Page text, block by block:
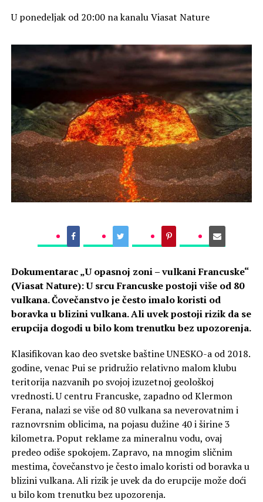
U ponedeljak od 20:00 na kanalu Viasat Nature
Dokumentarac „U opasnoj zoni – vulkani Francuske“
(Viasat Nature): U srcu Francuske postoji više od 80
vulkana. Čovečanstvo je često imalo koristi od
boravka u blizini vulkana. Ali uvek postoji rizik da se
erupcija dogodi u bilo kom trenutku bez upozorenja.
Klasifikovan kao deo svetske baštine UNESKO-a od 2018.
godine, venac Pui se pridružio relativno malom klubu
teritorija nazvanih po svojoj izuzetnoj geološkoj
vrednosti. U centru Francuske, zapadno od Klermon
Ferana, nalazi se više od 80 vulkana sa neverovatnim i
raznovrsnim oblicima, na pojasu dužine 40 i širine 3
kilometra. Poput reklame za mineralnu vodu, ovaj
predeo odiše spokojem. Zapravo, na mnogim sličnim
mestima, čovečanstvo je često imalo koristi od boravka u
blizini vulkana. Ali rizik je uvek da do erupcije može doći
u bilo kom trenutku bez upozorenja.